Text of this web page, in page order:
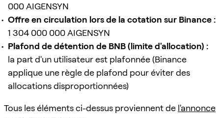
000 AIGENSYN
Offre en circulation lors de la cotation sur Binance :
1 304 000 000 AIGENSYN
Plafond de détention de BNB (limite d'allocation) :
la part d'un utilisateur est plafonnée (Binance
applique une règle de plafond pour éviter des
allocations disproportionnées)
Tous les éléments ci-dessus proviennent de l'annonce